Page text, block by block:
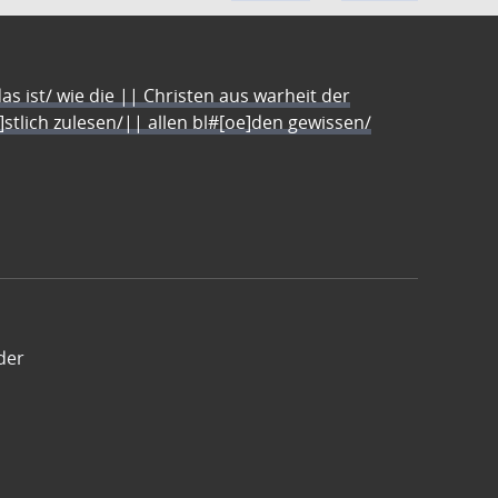
ist/ wie die || Christen aus warheit der
zulesen/|| allen bl#[oe]den gewissen/